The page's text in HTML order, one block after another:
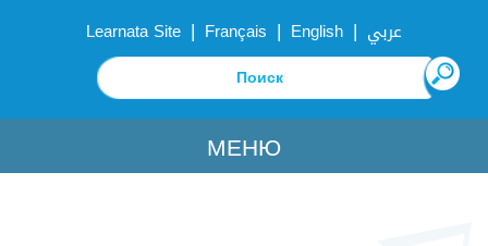
Learnata Site | Français | English | عربي
МЕНЮ